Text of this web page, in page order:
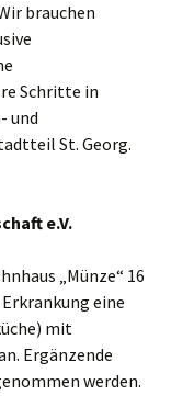
brauchen
Schritte in
und
St. Georg.
e.V.
„Münze“ 16
eine
mit
Ergänzende
werden.